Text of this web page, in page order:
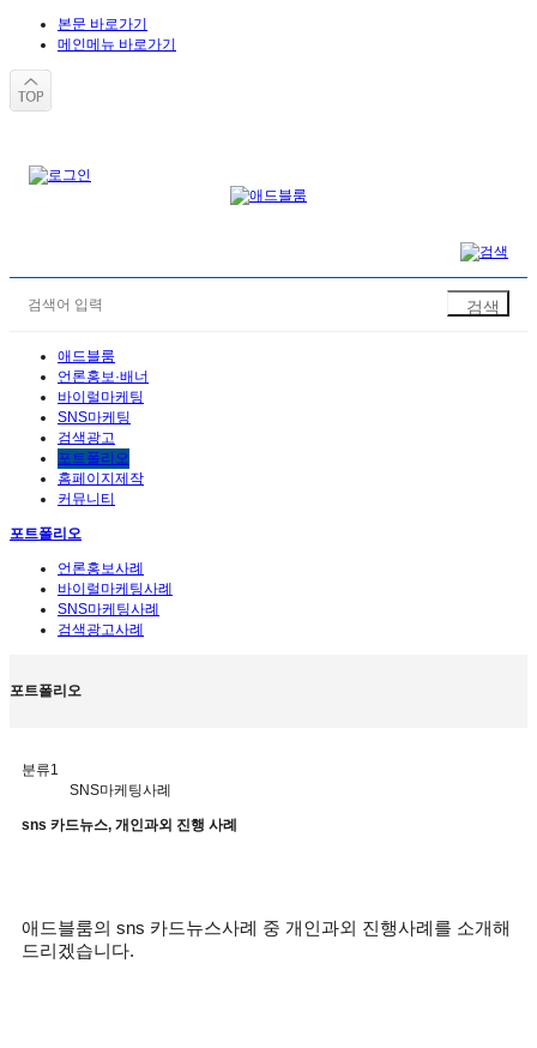
본문 바로가기
메인메뉴 바로가기
애드블룸
언론홍보·배너
바이럴마케팅
SNS마케팅
검색광고
포트폴리오
홈페이지제작
커뮤니티
포트폴리오
언론홍보사례
바이럴마케팅사례
SNS마케팅사례
검색광고사례
포트폴리오
분류1
SNS마케팅사례
sns 카드뉴스, 개인과외 진행 사례
애드블룸의 sns 카드뉴스사례 중 개인과외 진행사례를 소개해
드리겠습니다.